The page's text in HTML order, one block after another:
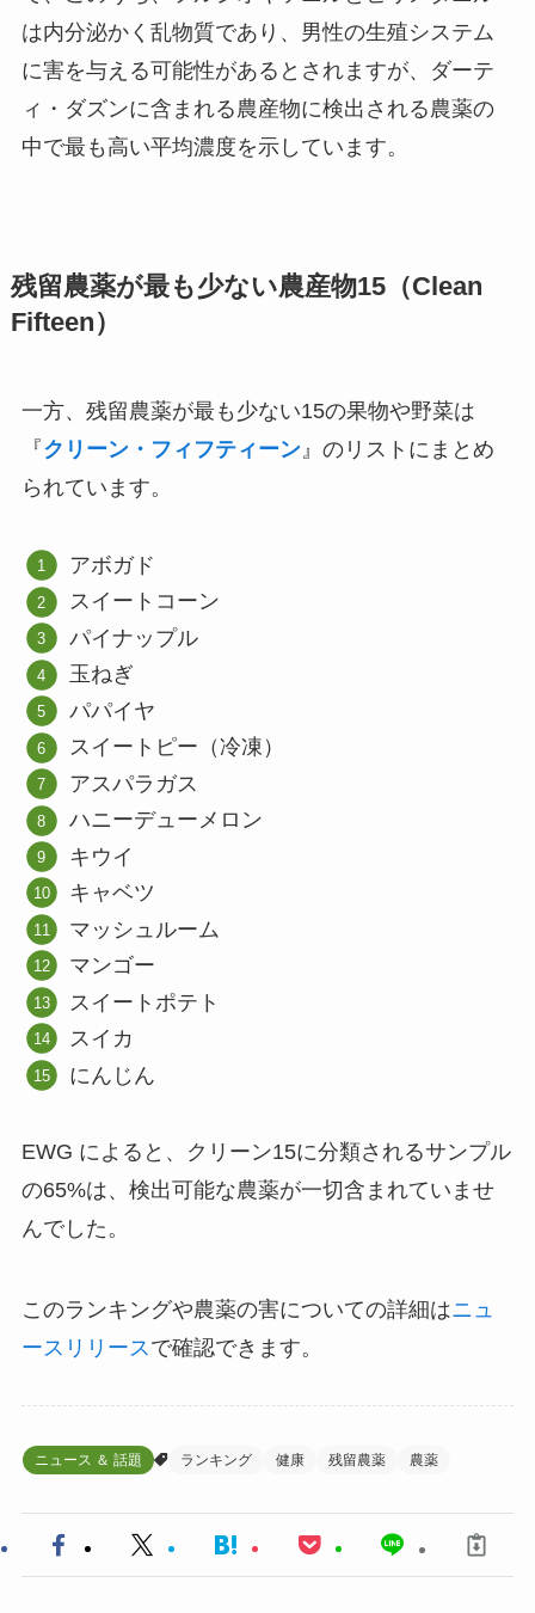
は内分泌かく乱物質であり、男性の生殖システム
に害を与える可能性があるとされますが、ダーテ
ィ・ダズンに含まれる農産物に検出される農薬の
中で最も高い平均濃度を示しています。
残留農薬が最も少ない農産物15（Clean
Fifteen）
一方、残留農薬が最も少ない15の果物や野菜は
『クリーン・フィフティーン』のリストにまとめ
られています。
アボガド
スイートコーン
パイナップル
玉ねぎ
パパイヤ
スイートピー（冷凍）
アスパラガス
ハニーデューメロン
キウイ
キャベツ
マッシュルーム
マンゴー
スイートポテト
スイカ
にんじん
EWG によると、クリーン15に分類されるサンプル
の65%は、検出可能な農薬が一切含まれていませ
んでした。
このランキングや農薬の害についての詳細はニュ
ースリリースで確認できます。
ニュース ＆ 話題 ランキング 健康 残留農薬 農薬